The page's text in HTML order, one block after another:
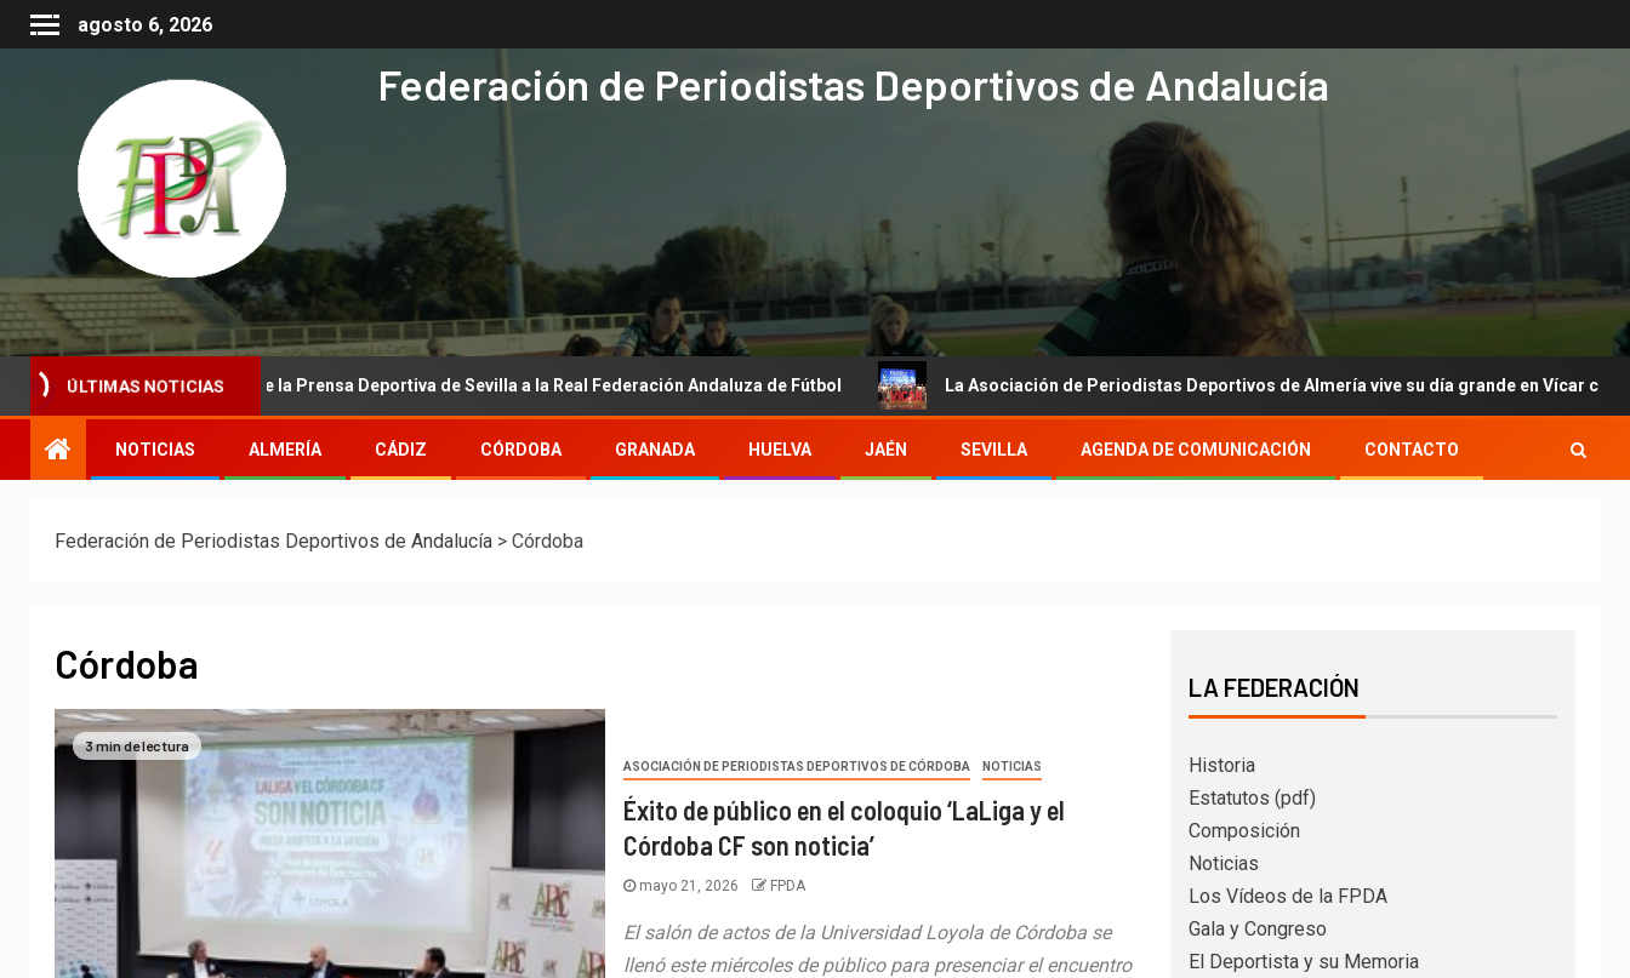
agosto 6, 2026
Federación de Periodistas Deportivos de Andalucía
ÚLTIMAS NOTICIAS
de la Prensa Deportiva de Sevilla a la Real Federación Andaluza de Fútbol La Asociación de Periodistas Deportivos de Almería vive su día grande en Vícar con su gala anual
NOTICIAS ALMERÍA CÁDIZ CÓRDOBA GRANADA HUELVA JAÉN SEVILLA AGENDA DE COMUNICACIÓN CONTACTO
Federación de Periodistas Deportivos de Andalucía > Córdoba
Córdoba
3 min de lectura
ASOCIACIÓN DE PERIODISTAS DEPORTIVOS DE CÓRDOBA NOTICIAS
Éxito de público en el coloquio ‘LaLiga y el
Córdoba CF son noticia’
mayo 21, 2026 FPDA
El salón de actos de la Universidad Loyola de Córdoba se
llenó este miércoles de público para presenciar el encuentro
LA FEDERACIÓN
Historia
Estatutos (pdf)
Composición
Noticias
Los Vídeos de la FPDA
Gala y Congreso
El Deportista y su Memoria